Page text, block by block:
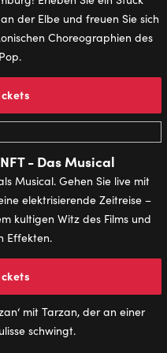
der Elbe und freuen Sie sich
Choreographien des
- Das Musical
Musical. Gehen Sie live mit
elektrisierende Zeitreise –
kultigen Witz des Films und
Effekten.